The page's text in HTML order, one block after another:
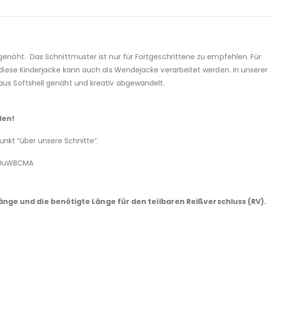
Das Schnittmuster ist nur für Fortgeschrittene zu empfehlen. Für
Kinderjacke kann auch als Wendejacke verarbeitet werden. in unserer
Softshell genäht und kreativ abgewandelt.
“über unsere Schnitte”.
und die benötigte Länge für den teilbaren Reißverschluss (RV).